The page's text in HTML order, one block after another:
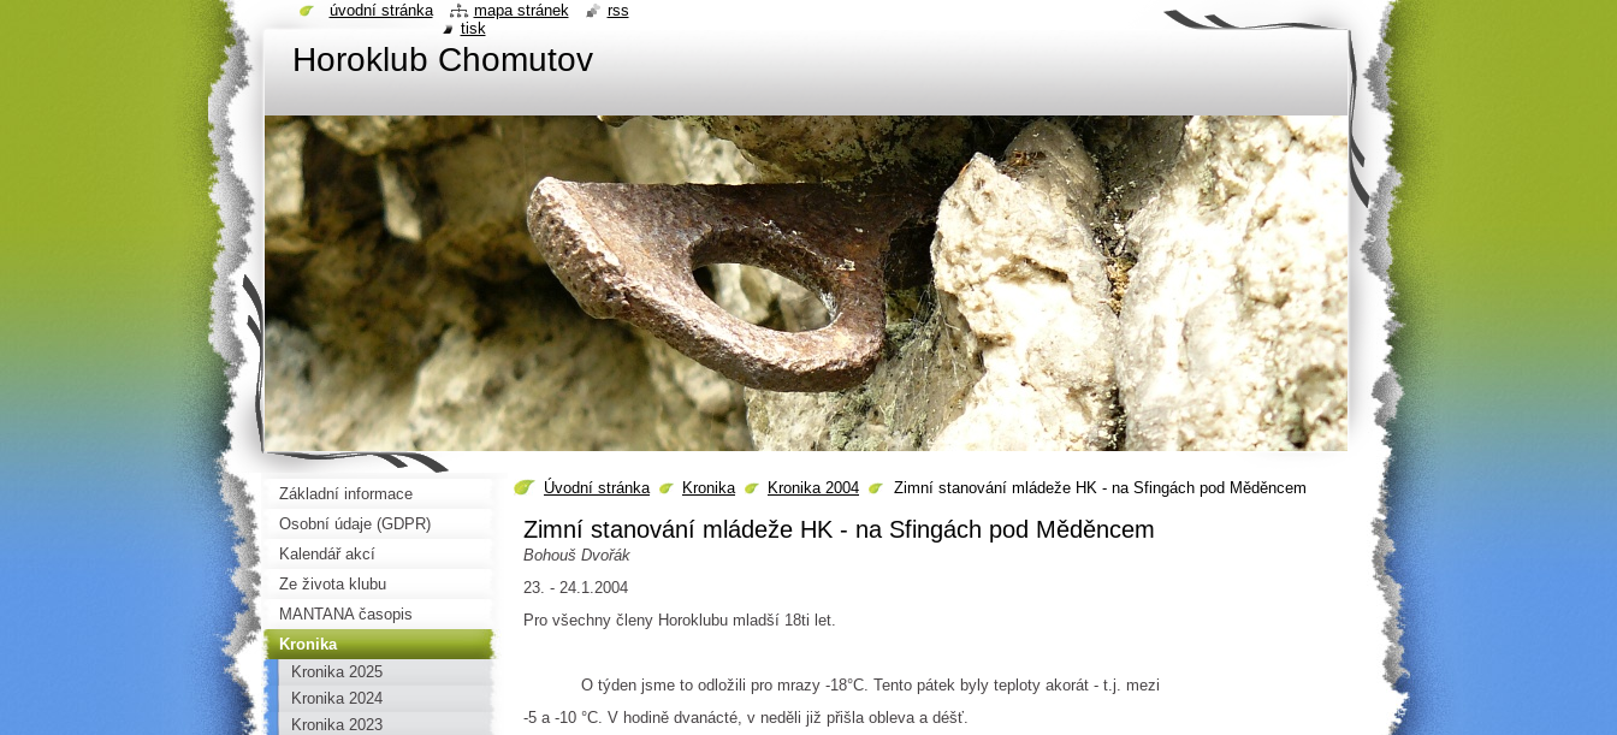
Horoklub Chomutov
Úvodní stránka Kronika Kronika 2004 Zimní stanování mládeže HK - na Sfingách pod Měděncem
Zimní stanování mládeže HK - na Sfingách pod Měděncem
Bohouš Dvořák
23. - 24.1.2004
Pro všechny členy Horoklubu mladší 18ti let.
O týden jsme to odložili pro mrazy -18°C. Tento pátek byly teploty akorát - t.j. mezi
-5 a -10 °C. V hodině dvanácté, v neděli již přišla obleva a déšť.
Základní informace
Osobní údaje (GDPR)
Kalendář akcí
Ze života klubu
MANTANA časopis
Kronika
Kronika 2025
Kronika 2024
Kronika 2023
úvodní stránka mapa stránek
rss
tisk